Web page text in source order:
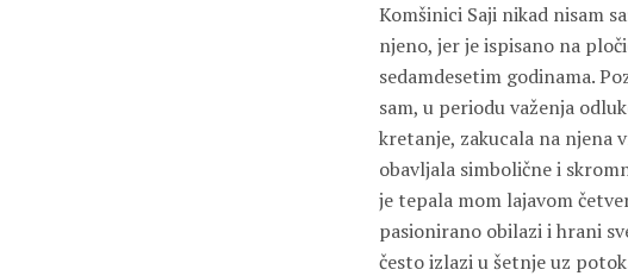
Komšinici Saji nikad nisam
njeno, jer je ispisano na
sedamdesetim godinama.
sam, u periodu važenja
kretanje, zakucala na njena
obavljala simbolične i
je tepala mom lajavom
pasionirano obilazi i hrani
često izlazi u šetnje uz